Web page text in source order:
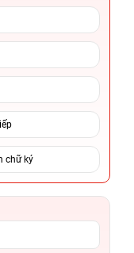
chữ ký